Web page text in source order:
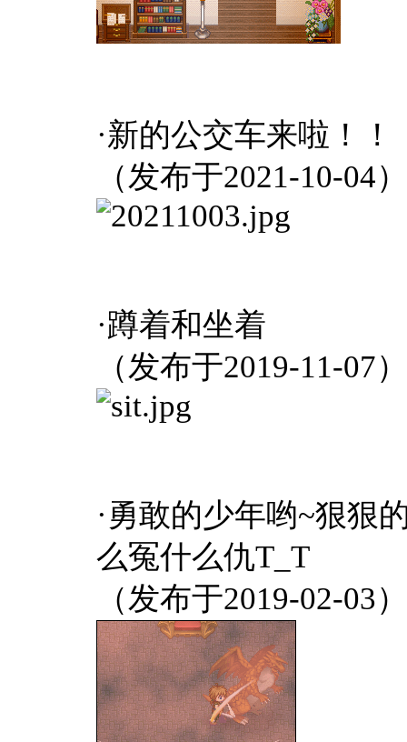
·新的公交车来啦！
（发布于2021-10-04）
·蹲着和坐着
（发布于2019-11-07）
·勇敢的少年哟~狠狠
么冤什么仇T_T
（发布于2019-02-03）